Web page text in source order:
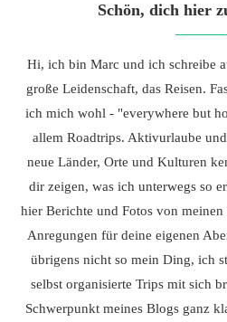
Schön, dich hier
Hi, ich bin Marc und ich schreibe
große Leidenschaft, das Reisen.
ich mich wohl - "everywhere but
allem Roadtrips. Aktivurlaube
neue Länder, Orte und Kulturen
dir zeigen, was ich unterwegs so
hier Berichte und Fotos von
Anregungen für deine eigenen
übrigens nicht so mein Ding, ich
selbst organisierte Trips mit sich
Schwerpunkt meines Blogs ganz